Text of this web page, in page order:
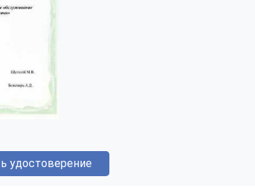
удостоверение